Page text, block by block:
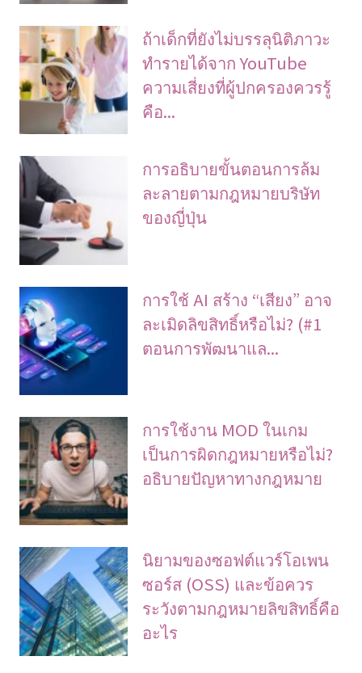
ถ้าเด็กที่ยังไม่บรรลุนิติภาวะ
ทำรายได้จาก YouTube
ความเสี่ยงที่ผู้ปกครองควรรู้
คือ...
การอธิบายขั้นตอนการล้ม
ละลายตามกฎหมายบริษัท
ของญี่ปุ่น
การใช้ AI สร้าง “เสียง” อาจ
ละเมิดลิขสิทธิ์หรือไม่? (#1
ตอนการพัฒนาแล...
การใช้งาน MOD ในเกม
เป็นการผิดกฎหมายหรือไม่?
อธิบายปัญหาทางกฎหมาย
นิยามของซอฟต์แวร์โอเพน
ซอร์ส (OSS) และข้อควร
ระวังตามกฎหมายลิขสิทธิ์คือ
อะไร